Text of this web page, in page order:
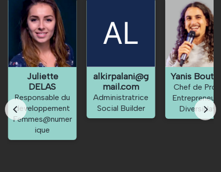
Juliette
DELAS
Responsable du
developpement
Femmes@numer
ique
alkirpalani@g
mail.com
Administratrice
Social Builder
Yanis
Chef de
Diversidays